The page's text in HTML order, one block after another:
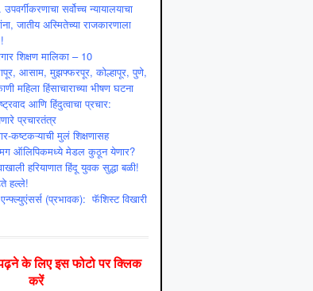
सर्वोच्च न्यायालयाचा
जातीय अस्मितेच्या राजकारणाला
शिक्षण मालिका – 10
आसाम, मुझफ्फरपूर, कोल्हापूर, पुणे,
महिला हिंसाचाराच्या भीषण घटना
आणि हिंदुत्वाचा प्रचार:
प्रचारतंत्र
कष्टकऱ्याची मुलं शिक्षणासह
मग ऑलिपिकमध्ये मेडल कुठून येणार?
हरियाणात हिंदू युवक सुद्धा बळी!
हल्ले!
एन्फ्ल्युएंसर्स (प्रभावक): फॅशिस्ट विखारी
पढ़ने के लिए इस फोटो पर क्लिक
करें